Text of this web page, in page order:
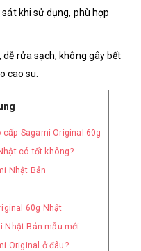
khi sử dụng, phù hợp
rửa sạch, không gây bết
cao su.
Sagami Original 60g
có tốt không?
Nhật Bản
60g Nhật
Nhật Bản mẫu mới
Original ở đâu?